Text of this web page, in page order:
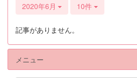
2020年6月 10件
記事がありません。
メニュー